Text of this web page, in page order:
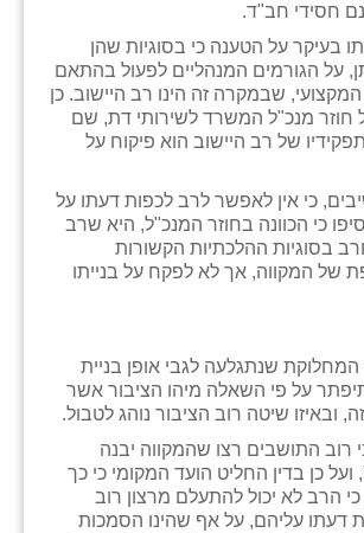
חסידי חב"ד.
בעיקר על הטענה כי בסוגיות שהן
על הגורמים המנהליים לפעול בהתאם
שבמקרה זה הינו רב היישוב. כן
מנכ"ל המשרד לשירותי דת, שם
של רב היישוב הוא פיקוח על
כי אין לאפשר לרב לכפות דעתו על
כי הכוונה בחוזר המנכ"ל, היא שרב
בסוגיות ההלכתיות הקשורות
של המקווה, אך לא לפקח על בנייתו
שנתגלעה לגבי אופן בניית
על פי השאלה מיהו הציבור אשר
ובאיזו שיטה רוב הציבור נוהג לטבול.
רוב התושבים רצו שהמקווה יבנה
כן בדין החליט הועד המקומי כי כך
כי הרב לא יכול להתעלם מרצון רוב
דעתו עליהם, על אף שהינו הסמכות